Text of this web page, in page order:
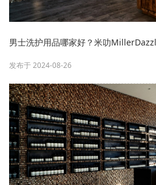
男士洗护用品哪家好？米叻
发布于 2024-08-26